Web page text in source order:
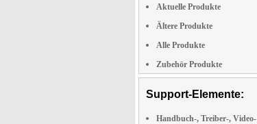
Aktuelle Produkte
Ältere Produkte
Alle Produkte
Zubehör Produkte
Support-Elemente:
Handbuch-, Treiber-, Video-